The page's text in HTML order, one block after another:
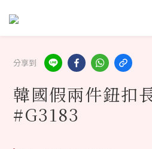
分享到
韓國假兩件鈕扣
#G3183